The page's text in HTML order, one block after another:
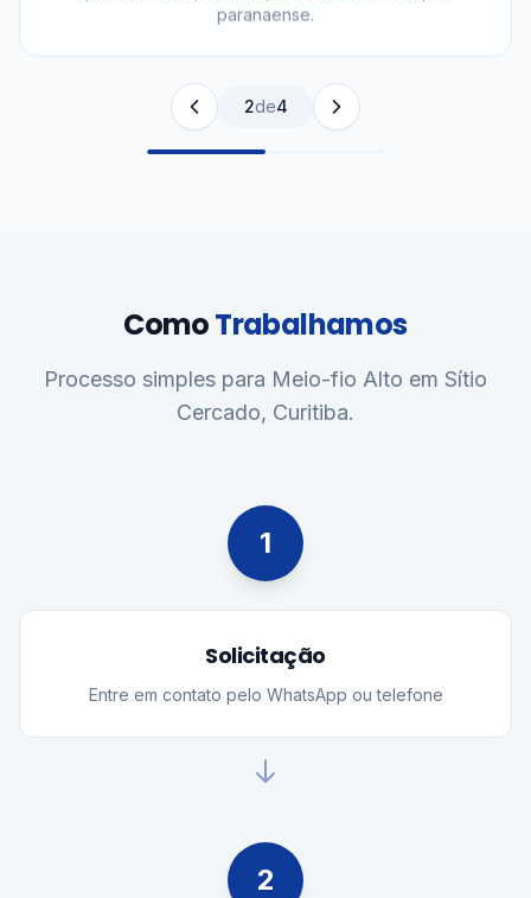
paranaense.
2de4
ComoTrabalhamos
Processo simples para Meio-fio Alto em Sítio
Cercado, Curitiba.
1
Solicitação
Entre em contato pelo WhatsApp ou telefone
2